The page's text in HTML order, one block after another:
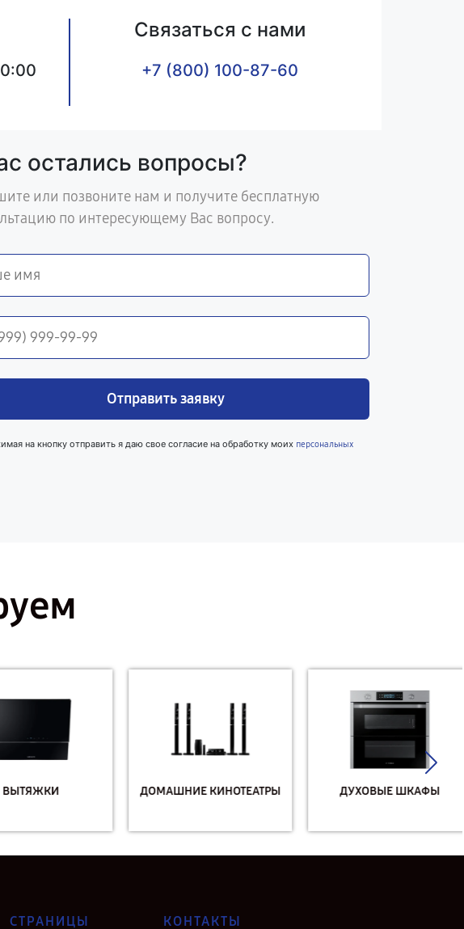
Связаться с нами
+7 (800) 100-87-60
остались вопросы?
или позвоните нам и получите бесплатную
по интересующему Вас вопросу.
Отправить заявку
на кнопку отправить я даю свое согласие на обработку моих персональных
ДОМАШНИЕ КИНОТЕАТРЫ ДУХОВЫЕ ШКАФЫ
СТРАНИЦЫ КОНТАКТЫ